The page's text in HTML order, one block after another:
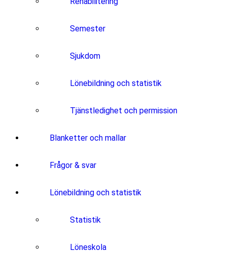
Semester
Sjukdom
Lönebildning och statistik
Tjänstledighet och permission
Blanketter och mallar
Frågor & svar
Lönebildning och statistik
Statistik
Löneskola